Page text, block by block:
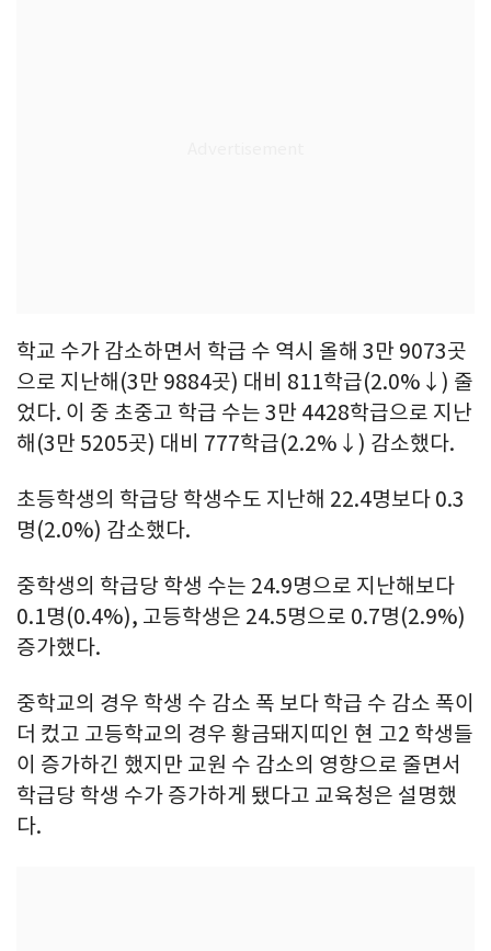
학교 수가 감소하면서 학급 수 역시 올해 3만 9073곳
으로 지난해(3만 9884곳) 대비 811학급(2.0%↓) 줄
었다. 이 중 초중고 학급 수는 3만 4428학급으로 지난
해(3만 5205곳) 대비 777학급(2.2%↓) 감소했다.
초등학생의 학급당 학생수도 지난해 22.4명보다 0.3
명(2.0%) 감소했다.
중학생의 학급당 학생 수는 24.9명으로 지난해보다
0.1명(0.4%), 고등학생은 24.5명으로 0.7명(2.9%)
증가했다.
중학교의 경우 학생 수 감소 폭 보다 학급 수 감소 폭이
더 컸고 고등학교의 경우 황금돼지띠인 현 고2 학생들
이 증가하긴 했지만 교원 수 감소의 영향으로 줄면서
학급당 학생 수가 증가하게 됐다고 교육청은 설명했
다.